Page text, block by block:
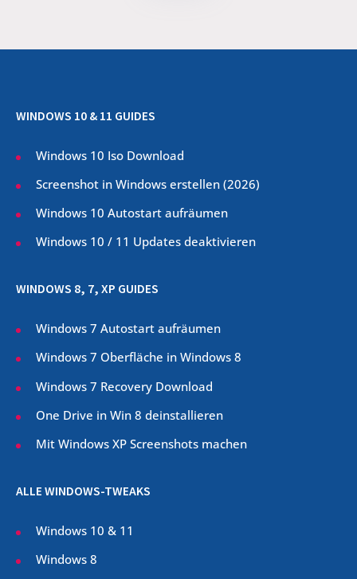
WINDOWS 10 & 11 GUIDES
Windows 10 Iso Download
Screenshot in Windows erstellen (2026)
Windows 10 Autostart aufräumen
Windows 10 / 11 Updates deaktivieren
WINDOWS 8, 7, XP GUIDES
Windows 7 Autostart aufräumen
Windows 7 Oberfläche in Windows 8
Windows 7 Recovery Download
One Drive in Win 8 deinstallieren
Mit Windows XP Screenshots machen
ALLE WINDOWS-TWEAKS
Windows 10 & 11
Windows 8